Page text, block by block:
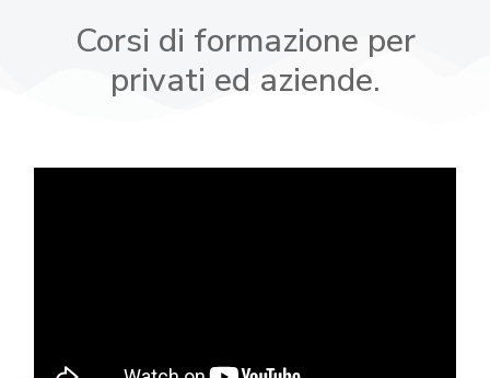
Corsi di formazione per
privati ed aziende.